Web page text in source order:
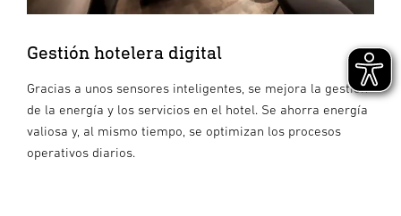
Gestión hotelera digital
Gracias a unos sensores inteligentes, se mejora la gestión
de la energía y los servicios en el hotel. Se ahorra energía
valiosa y, al mismo tiempo, se optimizan los procesos
operativos diarios.